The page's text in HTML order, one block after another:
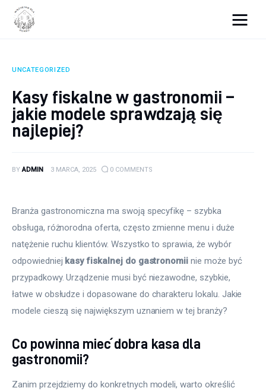
Remont
Porady budowlane
Ogród
UNCATEGORIZED
Kasy fiskalne w gastronomii –
jakie modele sprawdzają się
najlepiej?
BY ADMIN 3 MARCA, 2025 0 COMMENTS
Branża gastronomiczna ma swoją specyfikę – szybka
obsługa, różnorodna oferta, często zmienne menu i duże
natężenie ruchu klientów. Wszystko to sprawia, że wybór
odpowiedniej kasy fiskalnej do gastronomii nie może być
przypadkowy. Urządzenie musi być niezawodne, szybkie,
łatwe w obsłudze i dopasowane do charakteru lokalu. Jakie
modele cieszą się największym uznaniem w tej branży?
Co powinna mieć dobra kasa dla
gastronomii?
Zanim przejdziemy do konkretnych modeli, warto określić